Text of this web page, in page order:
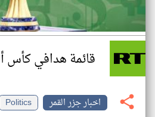
قائمة هدافي كأس أمم
اخبار جزر القمر
Politics